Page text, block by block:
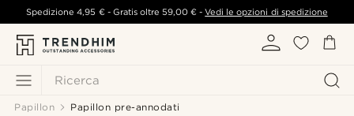
Ricerca
Spedizione4,95 €- Gratis oltre 59,00 € -Vedi le opzioni di spedizione
Papillon Papillon pre-annodati